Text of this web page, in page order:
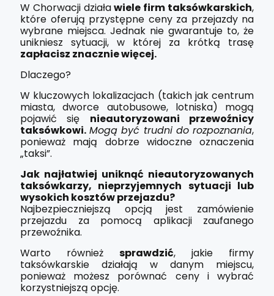
W Chorwacji działawiele firm taksówkarskich,
które oferują przystępne ceny za przejazdy na
wybrane miejsca. Jednak nie gwarantuje to, że
unikniesz sytuacji, w której za krótką trasę
zapłacisz znacznie więcej.
Dlaczego?
W kluczowych lokalizacjach (takich jak centrum
miasta, dworce autobusowe, lotniska) mogą
pojawić się nieautoryzowani przewoźnicy
taksówkowi. Mogą być trudni do rozpoznania,
ponieważ mają dobrze widoczne oznaczenia
„taksi”.
Jak najłatwiej uniknąć nieautoryzowanych
taksówkarzy, nieprzyjemnych sytuacji lub
wysokich kosztów przejazdu?
Najbezpieczniejszą opcją jest zamówienie
przejazdu za pomocą aplikacji zaufanego
przewoźnika.
Warto również sprawdzić, jakie firmy
taksówkarskie działają w danym miejscu,
ponieważ możesz porównać ceny i wybrać
korzystniejszą opcję.